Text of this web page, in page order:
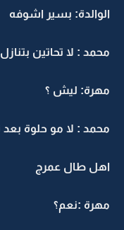
الوالدة: بسير اشوفه
محمد : لا تحاتين
مهرة: ليش ؟
محمد : لا مو حلوة
اهل طال عمرج
مهرة :نعم؟